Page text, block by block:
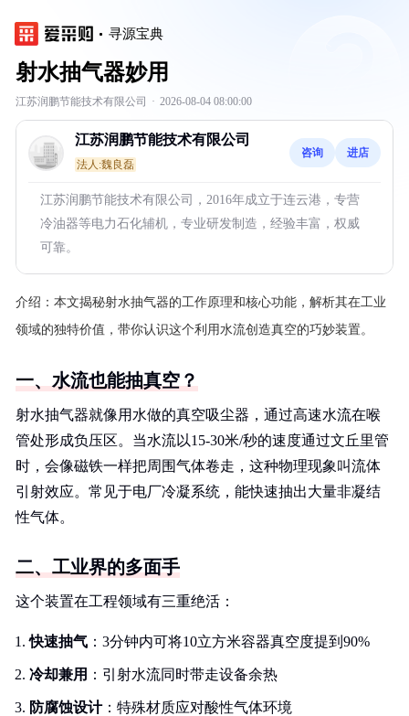
寻源宝典
射水抽气器妙用
江苏润鹏节能技术有限公司 · 2026-08-04 08:00:00
江苏润鹏节能技术有限公司
法人:魏良磊
咨询 进店
江苏润鹏节能技术有限公司，2016年成立于连云港，专营
冷油器等电力石化辅机，专业研发制造，经验丰富，权威
可靠。
介绍： 本文揭秘射水抽气器的工作原理和核心功能，解析其在工业
领域的独特价值，带你认识这个利用水流创造真空的巧妙装置。
一、水流也能抽真空？
射水抽气器就像用水做的真空吸尘器，通过高速水流在喉
管处形成负压区。当水流以15-30米/秒的速度通过文丘里管
时，会像磁铁一样把周围气体卷走，这种物理现象叫流体
引射效应。常见于电厂冷凝系统，能快速抽出大量非凝结
性气体。
二、工业界的多面手
这个装置在工程领域有三重绝活：
快速抽气 ：3分钟内可将10立方米容器真空度提到90%
冷却兼用 ：引射水流同时带走设备余热
防腐蚀设计：特殊材质应对酸性气体环境